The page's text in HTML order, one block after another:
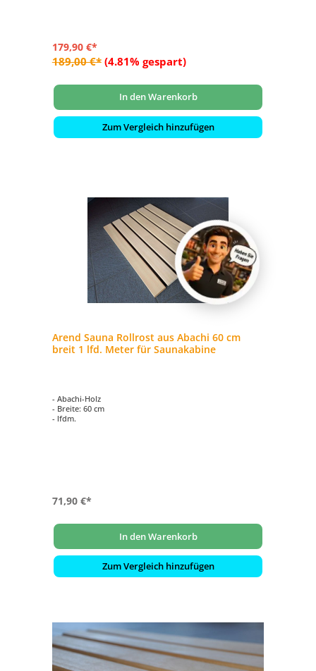
179,90 €*
189,00 €* (4.81% gespart)
In den Warenkorb
Zum Vergleich hinzufügen
Arend Sauna Rollrost aus Abachi 60 cm
breit 1 lfd. Meter für Saunakabine
- Abachi-Holz
- Breite: 60 cm
- lfdm.
71,90 €*
In den Warenkorb
Zum Vergleich hinzufügen